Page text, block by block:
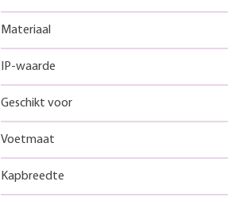
Materiaal
IP-waarde
Geschikt voor
Voetmaat
Kapbreedte